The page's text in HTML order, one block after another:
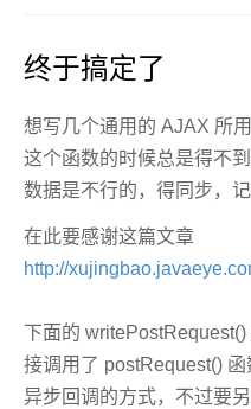
终于搞定了
想写几个通用的 AJAX 所
这个函数的时候总是得不
数据是不行的，得同步，记
在此要感谢这篇文章
http://
下面的
接调用了 postRequest()
异步回调的方式，不过要